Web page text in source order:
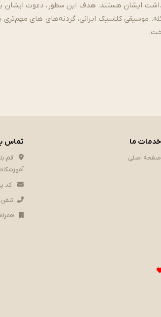
یادداشت ایشان­ هستند. هدف این سطور، دعوت
موسیقی کلاسیک ایرانی، گردنه‌های های
خدمات ما
صفحه اصلی
تماس
کد پستی
تلفن
همراه :